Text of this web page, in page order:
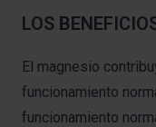
LOS
El magnesio
funcionamiento
funcionamiento